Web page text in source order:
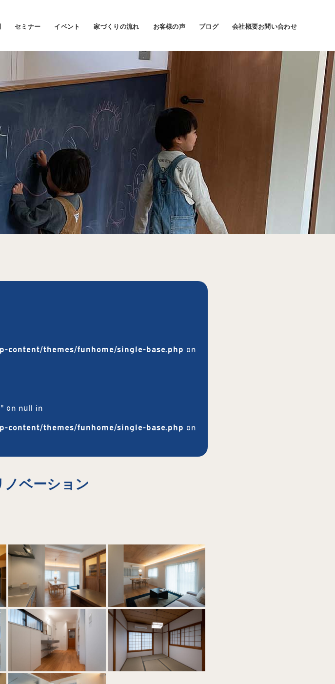
セミナー イベント 家づくりの流れ お客様の声 ブログ 会社概要お問い合わせ
content/themes/funhome/single-base.php on
on null in
content/themes/funhome/single-base.php on
ベーション